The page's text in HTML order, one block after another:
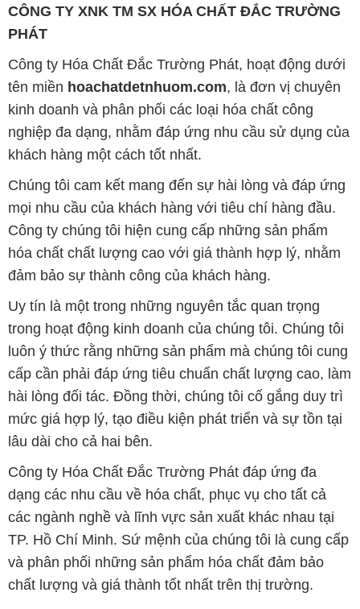
CÔNG TY XNK TM SX HÓA CHẤT ĐẮC TRƯỜNG
PHÁT
Công ty Hóa Chất Đắc Trường Phát, hoạt động dưới
tên miền hoachatdetnhuom.com, là đơn vị chuyên
kinh doanh và phân phối các loại hóa chất công
nghiệp đa dạng, nhằm đáp ứng nhu cầu sử dụng của
khách hàng một cách tốt nhất.
Chúng tôi cam kết mang đến sự hài lòng và đáp ứng
mọi nhu cầu của khách hàng với tiêu chí hàng đầu.
Công ty chúng tôi hiện cung cấp những sản phẩm
hóa chất chất lượng cao với giá thành hợp lý, nhằm
đảm bảo sự thành công của khách hàng.
Uy tín là một trong những nguyên tắc quan trọng
trong hoạt động kinh doanh của chúng tôi. Chúng tôi
luôn ý thức rằng những sản phẩm mà chúng tôi cung
cấp cần phải đáp ứng tiêu chuẩn chất lượng cao, làm
hài lòng đối tác. Đồng thời, chúng tôi cố gắng duy trì
mức giá hợp lý, tạo điều kiện phát triển và sự tồn tại
lâu dài cho cả hai bên.
Công ty Hóa Chất Đắc Trường Phát đáp ứng đa
dạng các nhu cầu về hóa chất, phục vụ cho tất cả
các ngành nghề và lĩnh vực sản xuất khác nhau tại
TP. Hồ Chí Minh. Sứ mệnh của chúng tôi là cung cấp
và phân phối những sản phẩm hóa chất đảm bảo
chất lượng và giá thành tốt nhất trên thị trường.